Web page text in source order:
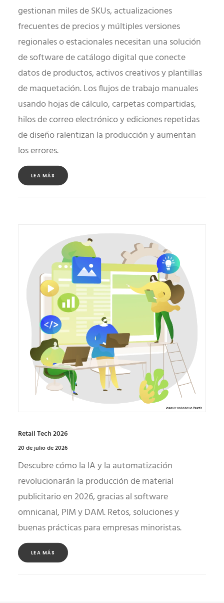
gestionan miles de SKUs, actualizaciones
frecuentes de precios y múltiples versiones
regionales o estacionales necesitan una solución
de software de catálogo digital que conecte
datos de productos, activos creativos y plantillas
de maquetación. Los flujos de trabajo manuales
usando hojas de cálculo, carpetas compartidas,
hilos de correo electrónico y ediciones repetidas
de diseño ralentizan la producción y aumentan
los errores.
LEA MÁS
Retail Tech 2026
20 de julio de 2026
Descubre cómo la IA y la automatización
revolucionarán la producción de material
publicitario en 2026, gracias al software
omnicanal, PIM y DAM. Retos, soluciones y
buenas prácticas para empresas minoristas.
LEA MÁS